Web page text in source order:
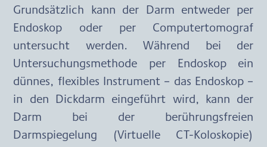
Grundsätzlich kann der Darm entweder per
Endoskop oder per Computertomograf
untersucht werden. Während bei der
Untersuchungsmethode per Endoskop ein
dünnes, flexibles Instrument – das Endoskop –
in den Dickdarm eingeführt wird, kann der
Darm bei der berührungsfreien
Darmspiegelung (Virtuelle CT-Koloskopie)